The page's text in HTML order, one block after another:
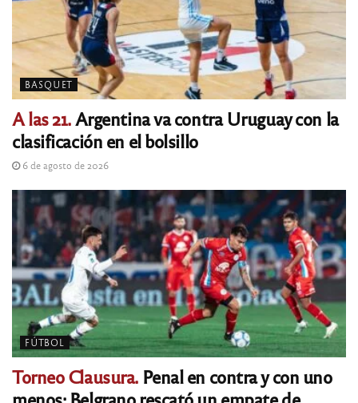
BASQUET
A las 21.Argentina va contra Uruguay con la
clasificación en el bolsillo
6 de agosto de 2026
FÚTBOL
Torneo Clausura.Penal en contra y con uno